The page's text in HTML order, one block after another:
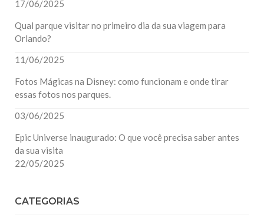
17/06/2025
Qual parque visitar no primeiro dia da sua viagem para
Orlando?
11/06/2025
Fotos Mágicas na Disney: como funcionam e onde tirar
essas fotos nos parques.
03/06/2025
Epic Universe inaugurado: O que você precisa saber antes
da sua visita
22/05/2025
CATEGORIAS